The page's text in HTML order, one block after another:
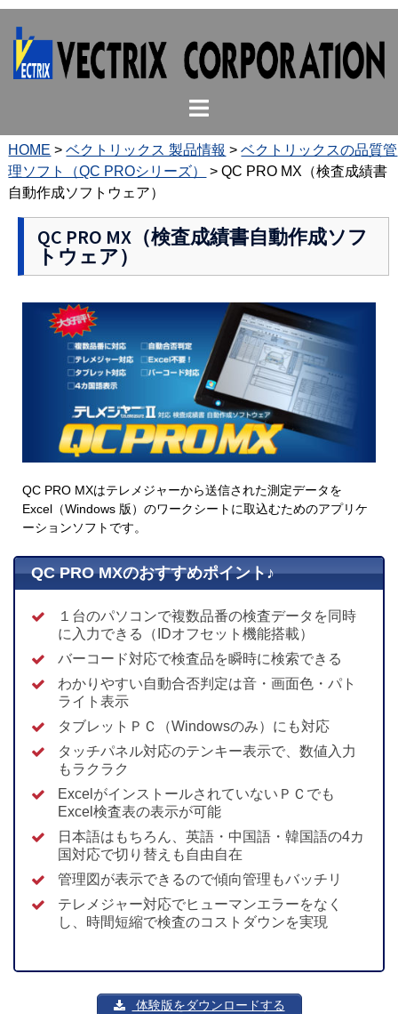
ス
キ
ッ
ト
ル
メ
ー
HOME >ベクトリックス 製品情報 >ベクトリックスの品質管
理ソフト（QC PROシリーズ）
>QC PRO MX（検査成績書
自動作成ソフトウェア）
QC PRO MX（検査成績書自動作成ソフ
トウェア）
QC PRO MXはテレメジャーから送信された測定データを
Excel（Windows 版）のワークシートに取込むためのアプリケ
ーションソフトです。
QC PRO MXのおすすめポイント♪
１台のパソコンで複数品番の検査データを同時
に入力できる（IDオフセット機能搭載）
バーコード対応で検査品を瞬時に検索できる
わかりやすい自動合否判定は音・画面色・パト
ライト表示
タブレットＰＣ（Windowsのみ）にも対応
タッチパネル対応のテンキー表示で、数値入力
もラクラク
ExcelがインストールされていないＰＣでも
Excel検査表の表示が可能
日本語はもちろん、英語・中国語・韓国語の4カ
国対応で切り替えも自由自在
管理図が表示できるので傾向管理もバッチリ
テレメジャー対応でヒューマンエラーをなく
し、時間短縮で検査のコストダウンを実現
体験版をダウンロードする